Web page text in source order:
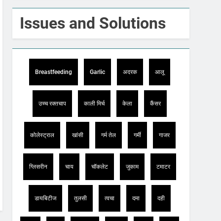
Issues and Solutions
Breastfeeding Garlic अदरक आलू
उच्च रक्तचाप काली मिर्च केला कैंसर
कोलेस्ट्राल खांसी गर्म तेल गर्मी गाजर
ग्लिसरीन चाय चॉकलेट जुकाम टमाटर
डायबिटीज तुलसी त्वचा दमा दही